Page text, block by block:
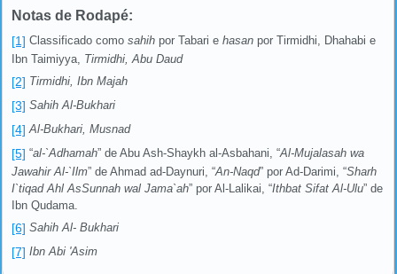
Notas de Rodapé:
[1] Classificado como sahih por Tabari e hasan por Tirmidhi, Dhahabi e
Ibn Taimiyya, Tirmidhi, Abu Daud
[2] Tirmidhi, Ibn Majah
[3] Sahih Al-Bukhari
[4] Al-Bukhari, Musnad
[5] “al-`Adhamah” de Abu Ash-Shaykh al-Asbahani, “Al-Mujalasah wa
Jawahir Al-`Ilm” de Ahmad ad-Daynuri, “An-Naqd” por Ad-Darimi, “Sharh
I`tiqad Ahl AsSunnah wal Jama`ah” por Al-Lalikai, “Ithbat Sifat Al-Ulu” de
Ibn Qudama.
[6] Sahih Al- Bukhari
[7] Ibn Abi 'Asim